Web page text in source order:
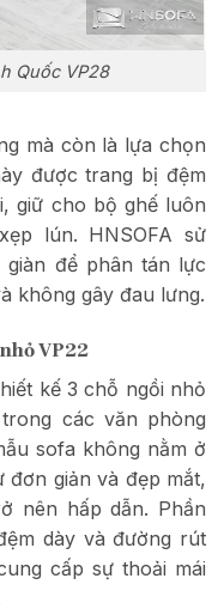
Quốc VP28
mà còn là lựa chọn
được trang bị đệm
giữ cho bộ ghế luôn
lún. HNSOFA sử
để phân tán lực
không gây đau lưng.
VP22
kế 3 chỗ ngồi nhỏ
các văn phòng
sofa không nằm ở
đơn giản và đẹp mắt,
nên hấp dẫn. Phần
dày và đường rút
cấp sự thoải mái